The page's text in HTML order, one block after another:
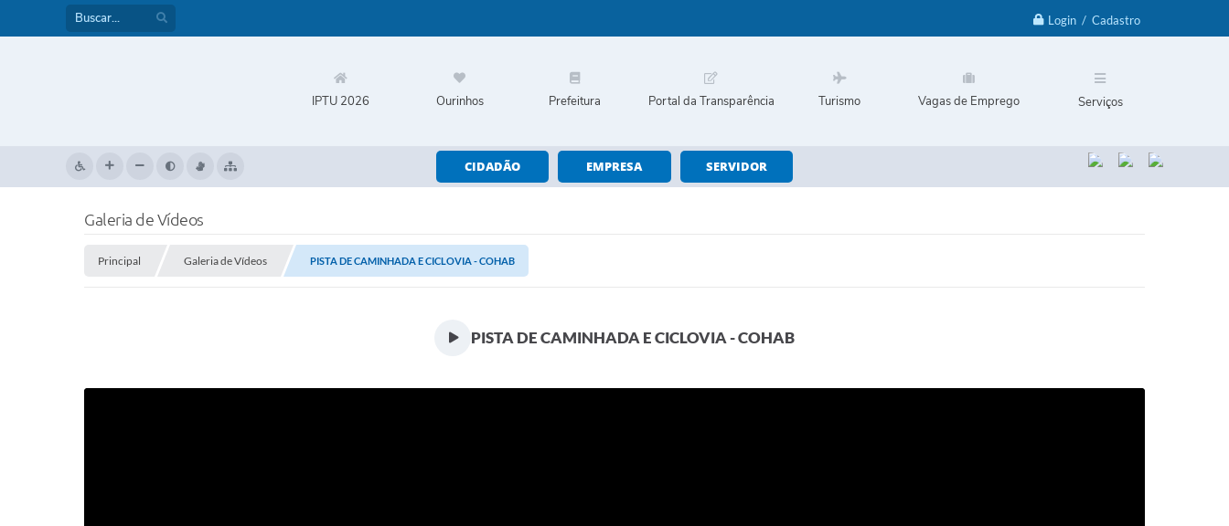
Login / Cadastro
IPTU 2026 Ourinhos Prefeitura Portal da Transparência Turismo Vagas de Emprego Serviços
CIDADÃO EMPRESA SERVIDOR
Galeria de Vídeos
Principal Galeria de Vídeos PISTA DE CAMINHADA E CICLOVIA - COHAB
PISTA DE CAMINHADA E CICLOVIA - COHAB